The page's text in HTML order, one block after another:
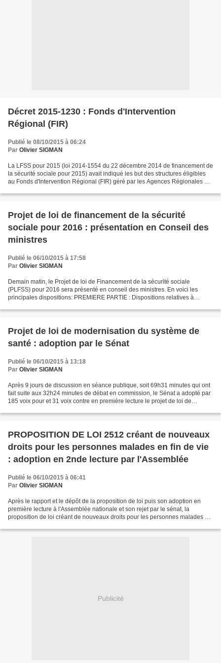
Décret 2015-1230 : Fonds d'Intervention
Régional (FIR)
Publié le 08/10/2015 à 06:24
Par Olivier SIGMAN
La LFSS pour 2015 (loi 2014-1554 du 22 décembre 2014 de financement de
la sécurité sociale pour 2015) avait indiqué les but des structures éligibles
au Fonds d'Intervention Régional (FIR) géré par les Agences Régionales de
Projet de loi de financement de la sécurité
sociale pour 2016 : présentation en Conseil des
ministres
Publié le 06/10/2015 à 17:58
Par Olivier SIGMAN
Demain matin, le Projet de loi de Financement de la sécurité sociale
(PLFSS) pour 2016 sera présenté en conseil des ministres. En voici les
principales dispositions: PREMIERE PARTIE : Dispositions relatives à
Projet de loi de modernisation du système de
santé : adoption par le Sénat
Publié le 06/10/2015 à 13:18
Par Olivier SIGMAN
Après 9 jours de discussion en séance publique, soit 69h31 minutes qui ont
fait suite aux 32h24 minutes de débat en commission, le Sénat a adopté par
185 voix pour et 31 voix contre en première lecture le projet de loi de
PROPOSITION DE LOI 2512 créant de nouveaux
droits pour les personnes malades en fin de vie
: adoption en 2nde lecture par l'Assemblée
Publié le 06/10/2015 à 06:41
Par Olivier SIGMAN
Après le rapport et le dépôt de la proposition de loi puis son adoption en
première lecture à l'Assemblée nationale et son rejet par le sénat, la
proposition de loi créant de nouveaux droits pour les personnes malades en
Publicité